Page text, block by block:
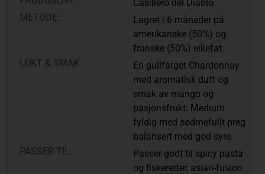
Casillero del Diablo
METODE:
Lagret i 6 måneder på
amerikanske (50%) og
franske (50%) eikefat.
LUKT & SMAK:
En gullfarget Chardonnay
med aromatisk duft og
smak av mango og
pasjonsfrukt. Medium
fyldig med sødmefullt preg
balansert med god syre.
PASSER TIL:
Passer godt til spicy pasta
og fiskeretter, asian-fusion